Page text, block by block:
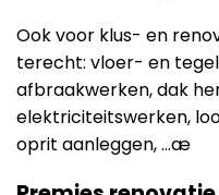
Ook voor klus- en
terecht: vloer- en
afbraakwerken, dak
elektriciteitswerken,
oprit aanleggen, …æ